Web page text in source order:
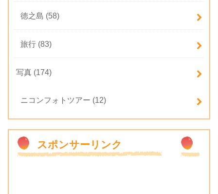
徳之島 (58)
旅行 (83)
写真 (174)
ニコンフォトツアー (12)
スポンサーリンク